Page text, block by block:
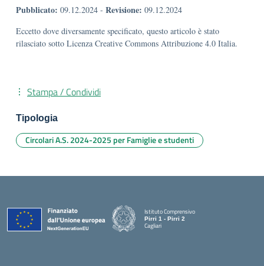
Pubblicato: 09.12.2024 - Revisione: 09.12.2024
Eccetto dove diversamente specificato, questo articolo è stato
rilasciato sotto Licenza Creative Commons Attribuzione 4.0 Italia.
Stampa / Condividi
Tipologia
Circolari A.S. 2024-2025 per Famiglie e studenti
Istituto Comprensivo
Pirri 1 - Pirri 2
Cagliari
— Visita la pagina iniziale della scuola